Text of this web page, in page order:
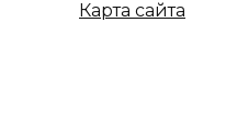
Карта сайта